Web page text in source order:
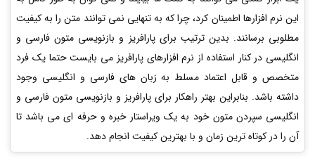
این نرم افزارها اطمینان کرد، چرا که به تنهایی نمی توانند متن را به کیفیت
مطلوبی برسانند. بدین ترتیب برای پارافریز و بازنویسی متون فارسی و
انگلیسی در کنار استفاده از نرم افزارهای پارافریز می بایست حتما یک فرد
متخصص و قابل اعتماد مسلط به زبان های فارسی و انگلیسی وجود
داشته باشد. بنابراین بهتر راهکار برای پارافریز و بازنویسی متون فارسی و
انگلیسی سپردن متون خود به یک ویراستار خبره و حرفه ای می باشد تا
آن را در کوتاه ترین زمان و با بهترین کیفیت انجام دهد.